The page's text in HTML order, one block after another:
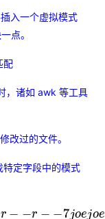
入一个虚拟模式
点。
配
，诸如 awk 等工具
改过的文件。
定字段中的模式
e12043J an2720:36Dec